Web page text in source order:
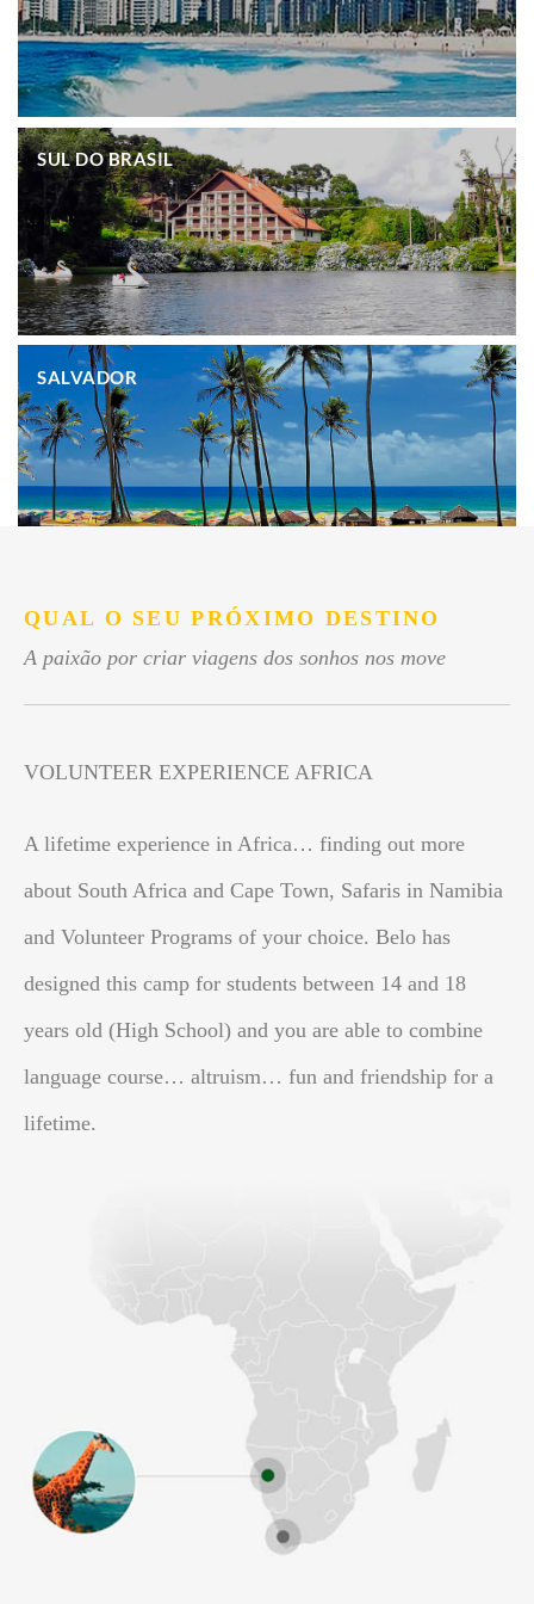
.
SUL DO BRASIL
SALVADOR
QUAL O SEU PRÓXIMO DESTINO
A paixão por criar viagens dos sonhos nos move
VOLUNTEER EXPERIENCE AFRICA
A lifetime experience in Africa… finding out more
about South Africa and Cape Town, Safaris in Namibia
and Volunteer Programs of your choice. Belo has
designed this camp for students between 14 and 18
years old (High School) and you are able to combine
language course… altruism… fun and friendship for a
lifetime.